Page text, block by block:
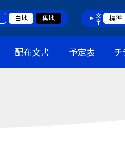
白地 黒地 文字 標準
配布文書 予定表